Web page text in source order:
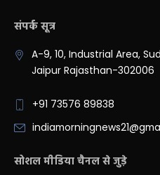
संपर्क सूत्र
A-9, 10, Industrial Area,
Jaipur Rajasthan-302006
+91 73576 89838
सोशल मीडिया चैनल से जुड़े